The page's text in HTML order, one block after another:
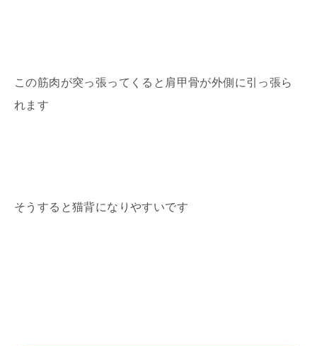
この筋肉が突っ張ってくると肩甲骨が外側に引っ張ら
れます
そうすると猫背になりやすいです